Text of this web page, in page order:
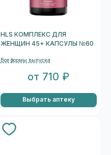
HLS КОМПЛЕКС ДЛЯ
ЖЕНЩИН 45+ КАПСУЛЫ №60
Все формы выпуска
от 710 ₽
Выбрать аптеку